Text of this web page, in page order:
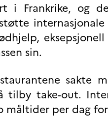
i Frankrike, og
eksepsjonell
sin.
sakte
tilby take-out.
per dag for